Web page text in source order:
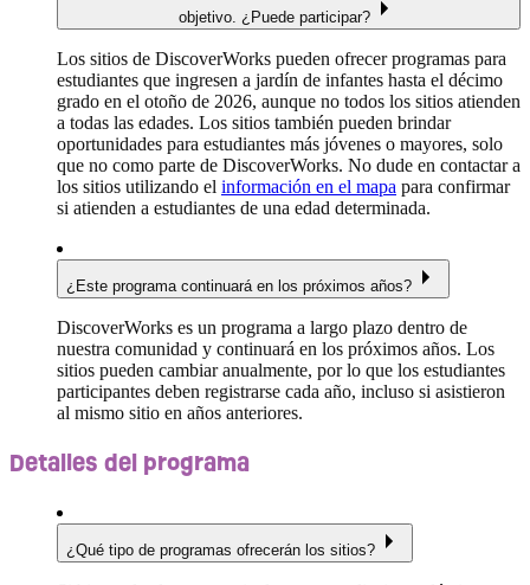
objetivo. ¿Puede participar?
Los sitios de DiscoverWorks pueden ofrecer programas para
estudiantes que ingresen a jardín de infantes hasta el décimo
grado en el otoño de 2026, aunque no todos los sitios atienden
a todas las edades. Los sitios también pueden brindar
oportunidades para estudiantes más jóvenes o mayores, solo
que no como parte de DiscoverWorks. No dude en contactar a
los sitios utilizando el información en el mapa para confirmar
si atienden a estudiantes de una edad determinada.
¿Este programa continuará en los próximos años?
DiscoverWorks es un programa a largo plazo dentro de
nuestra comunidad y continuará en los próximos años. Los
sitios pueden cambiar anualmente, por lo que los estudiantes
participantes deben registrarse cada año, incluso si asistieron
al mismo sitio en años anteriores.
Detalles del programa
¿Qué tipo de programas ofrecerán los sitios?